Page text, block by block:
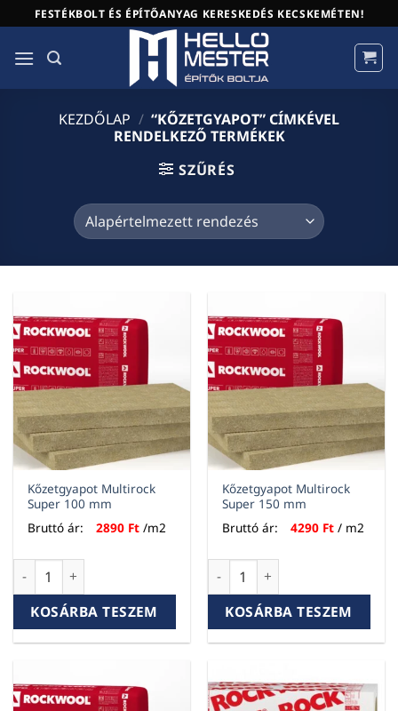
to
content
FESTÉKBOLT ÉS ÉPÍTŐANYAG KERESKEDÉS KECSKEMÉTEN!
KEZDŐLAP / “KŐZETGYAPOT” CÍMKÉVEL
RENDELKEZŐ TERMÉKEK
SZŰRÉS
Kőzetgyapot Multirock
Super 100 mm
Bruttó ár:
2890 Ft /m2
Kőzetgyapot Multirock Super 100 mm mennyiség
KOSÁRBA TESZEM
Kőzetgyapot Multirock
Super 150 mm
Bruttó ár:
4290 Ft / m2
Kőzetgyapot Multirock
KOSÁRBA TESZEM